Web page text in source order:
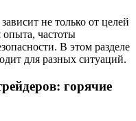
не только от целей
опыта, частоты
В этом разделе
для разных ситуаций.
горячие